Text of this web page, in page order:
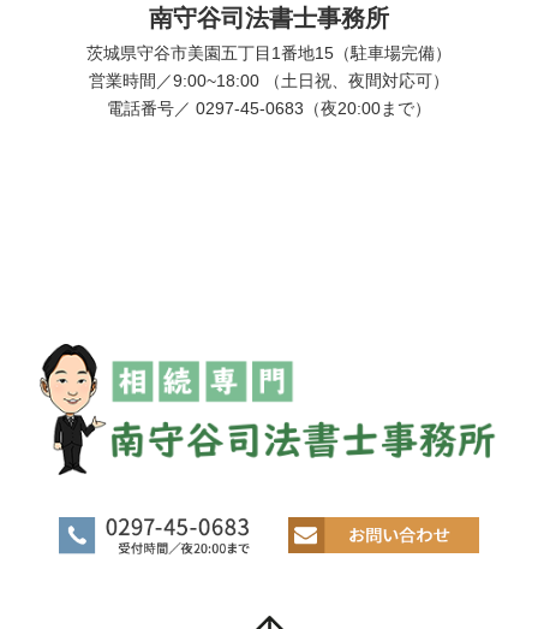
南守谷司法書士事務所
茨城県守谷市美園五丁目1番地15（駐車場完備）
営業時間／9:00~18:00 （土日祝、夜間対応可）
電話番号／ 0297-45-0683（夜20:00まで）